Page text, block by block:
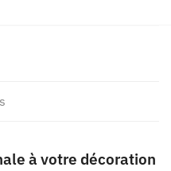
à votre décoration